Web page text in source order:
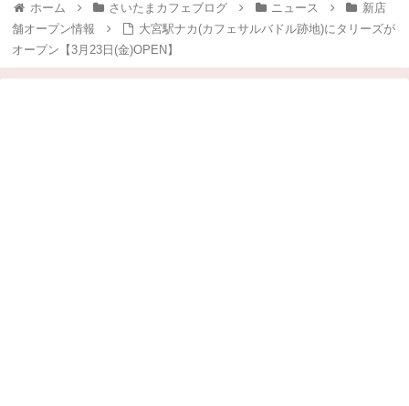
ホーム さいたまカフェブログ ニュース
新店
舗オープン情報
大宮駅ナカ(カフェサルバドル跡地)にタリーズが
オープン【3月23日(金)OPEN】